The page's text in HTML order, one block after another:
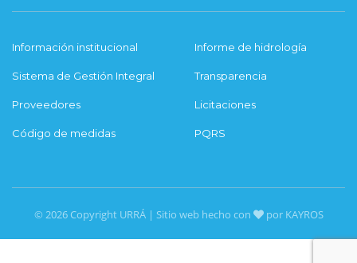
Información institucional Informe de hidrología
Sistema de Gestión Integral Transparencia
Proveedores Licitaciones
Código de medidas PQRS
© 2026 Copyright URRÁ | Sitio web hecho con por KAYROS